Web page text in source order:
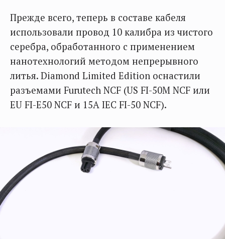
Прежде всего, теперь в составе кабеля
использовали провод 10 калибра из чистого
серебра, обработанного с применением
нанотехнологий методом непрерывного
литья. Diamond Limited Edition оснастили
разъемами Furutech NCF (US FI-50M NCF или
EU FI-E50 NCF и 15A IEC FI-50 NCF).